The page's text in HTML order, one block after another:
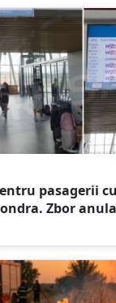
pasagerii
Zbor
Fără explicații